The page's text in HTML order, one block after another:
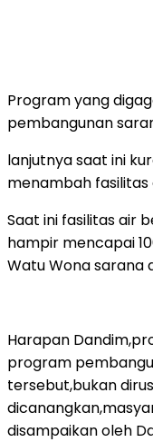
Program yang
pembangunan
lanjutnya saat ini
menambah fasilitas
Saat ini fasilitas air
hampir mencapai
Watu Wona sarana
Harapan
program
tersebut,bukan
disampaikan oleh